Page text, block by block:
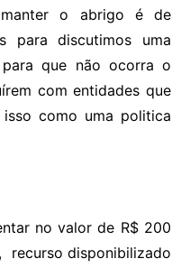
o abrigo é de
para discutimos uma
que não ocorra o
com entidades que
como uma politica
no valor de R$ 200
recurso disponibilizado